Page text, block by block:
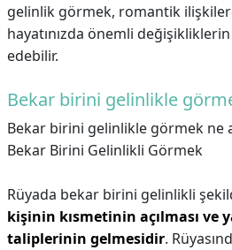
gelinlik görmek, romantik
hayatınızda önemli
edebilir.
Bekar birini gelinlikle
Bekar birini gelinlikle görmek ne
Bekar Birini Gelinlikli Görmek
Rüyada bekar birini gelinlikli
kişinin kısmetinin açılması ve
taliplerinin gelmesidir.